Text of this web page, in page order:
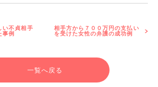
い不貞相手
事例
相手方から７００万円の支払い
を受けた女性の弁護の成功例
一覧へ戻る